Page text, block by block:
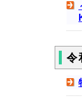
令